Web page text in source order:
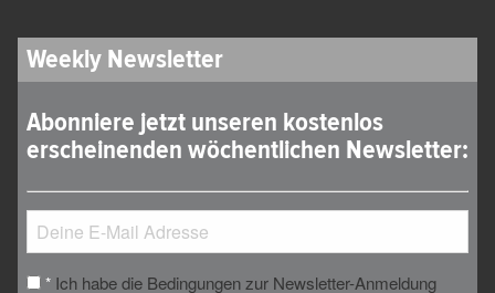
Weekly Newsletter
Abonniere jetzt unseren kostenlos
erscheinenden wöchentlichen Newsletter:
* Ich habe die Bedingungen zur Newsletter-Anmeldung